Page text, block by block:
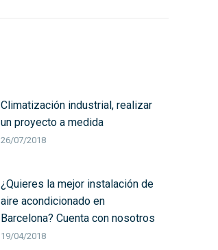
Climatización industrial, realizar
un proyecto a medida
26/07/2018
¿Quieres la mejor instalación de
aire acondicionado en
Barcelona? Cuenta con nosotros
19/04/2018